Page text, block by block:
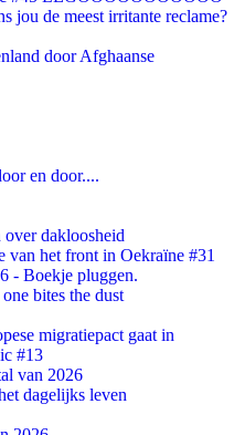
jou de meest irritante reclame?
door Afghaanse
en door....
dakloosheid
van het front in Oekraïne #31
- Boekje pluggen.
bites the dust
migratiepact gaat in
#13
van 2026
dagelijks leven